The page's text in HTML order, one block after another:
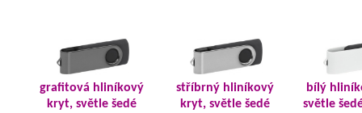
grafitová hliníkový
kryt, světle šedé
stříbrný hliníkový
kryt, světle šedé
bílý
světle